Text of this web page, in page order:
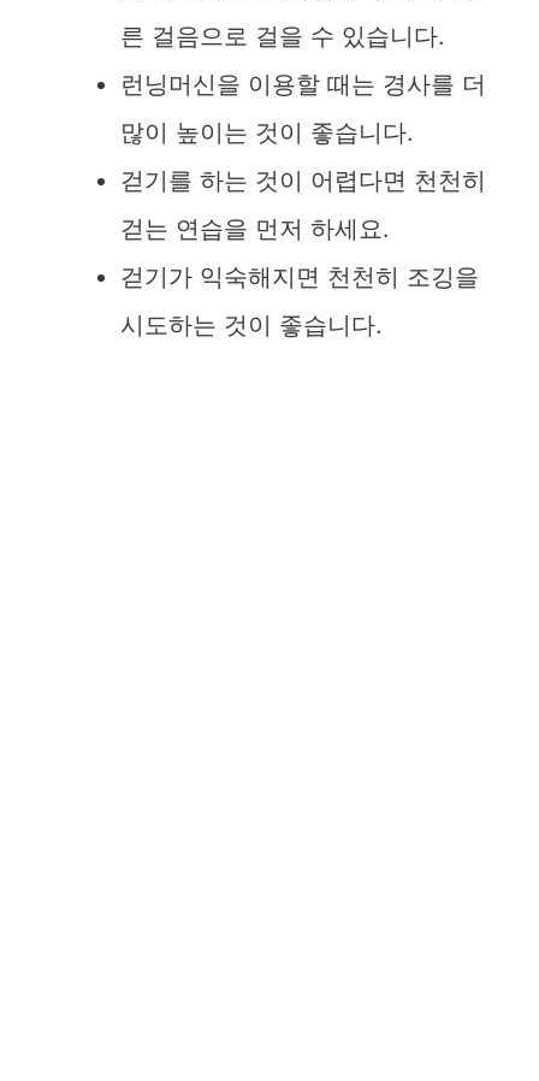
른 걸음으로 걸을 수 있습니다.
런닝머신을 이용할 때는 경사를 더
많이 높이는 것이 좋습니다.
걷기를 하는 것이 어렵다면 천천히
걷는 연습을 먼저 하세요.
걷기가 익숙해지면 천천히 조깅을
시도하는 것이 좋습니다.